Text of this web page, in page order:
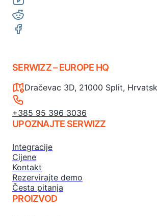
SERWIZZ – EUROPE HQ
Dračevac 3D, 21000 Split,
+385 95 396 3036
UPOZNAJTE SERWIZZ
Integracije
Cijene
Kontakt
Rezervirajte demo
Česta pitanja
PROIZVOD